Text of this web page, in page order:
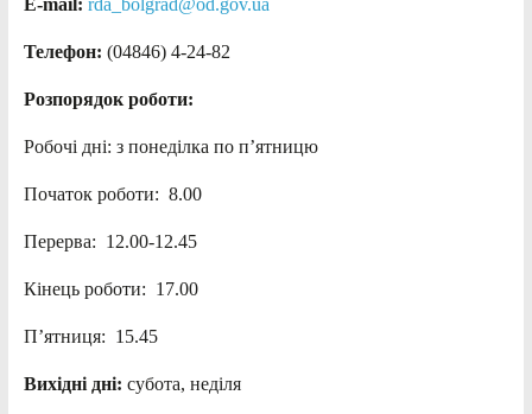
E-mail: rda_bolgrad@od.gov.ua
Телефон: (04846) 4-24-82
Розпорядок роботи:
Робочі дні: з понеділка по п’ятницю
Початок роботи: 8.00
Перерва: 12.00-12.45
Кінець роботи: 17.00
П’ятниця: 15.45
Вихідні дні: субота, неділя